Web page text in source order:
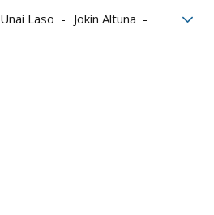
Unai Laso
Jokin Altuna